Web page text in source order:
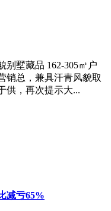
别墅藏品 162-305㎡户
销总，兼具汗青风貌取
供，再次提示大...
减亏65%